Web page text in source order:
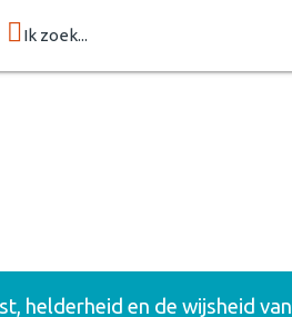
Ik zoek...
helderheid en de wijsheid